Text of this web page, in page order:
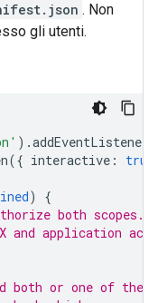
. Non
gli utenti.
).addEventListener
({ interactive :
true
)
{
both scopes.
and application
both or one of the